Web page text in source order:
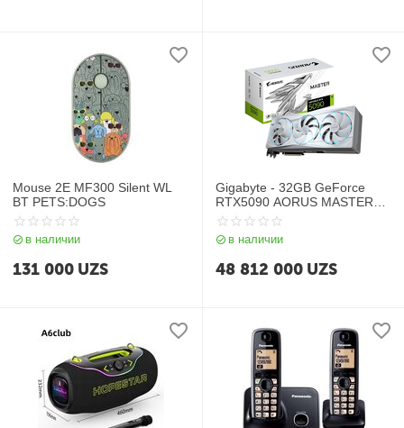
Mouse 2E MF300 Silent WL
BT PETS:DOGS
в наличии
131 000 UZS
Gigabyte - 32GB GeForce
RTX5090 AORUS MASTER
ICE DDR7 GV-
N5090AORUSM ICE-32GD
в наличии
48 812 000 UZS